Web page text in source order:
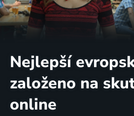
Nejlepší
založeno na
online